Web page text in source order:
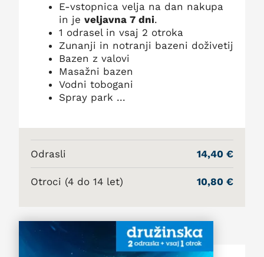
E-vstopnica velja na dan nakupa
in je veljavna 7 dni.
1 odrasel in vsaj 2 otroka
Zunanji in notranji bazeni doživetij
Bazen z valovi
Masažni bazen
Vodni tobogani
Spray park ...
Odrasli 14,40 €
Otroci (4 do 14 let) 10,80 €